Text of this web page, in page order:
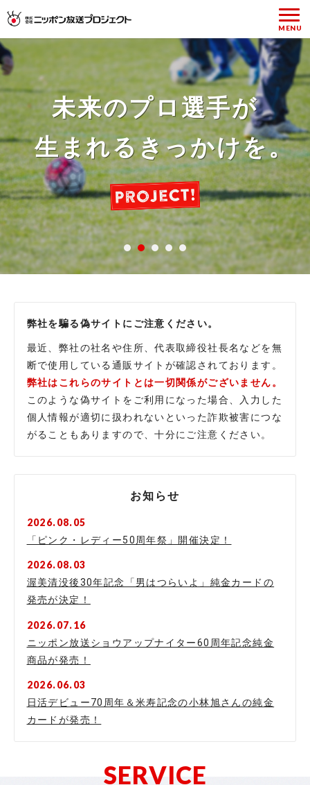
私たちは、世の中に
新しい価値、本物の価値を
発信していく企業です。
未来のプロ選手が
生まれるきっかけを。
いつもと同じ場所に、
いつもと全く違う
人のにぎわいを。
価値あるモノを求める
ラジオのリスナーに、
ショッピングの楽しさを。
買いたい人も、売りたい人も、
ファッションアイテムの
リサイクルブティックを。
弊社を騙る偽サイトにご注意ください。
最近、弊社の社名や住所、代表取締役社長名などを無
断で使用している通販サイトが確認されております。
弊社はこれらのサイトとは一切関係がございません。
このような偽サイトをご利用になった場合、入力した
個人情報が適切に扱われないといった詐欺被害につな
がることもありますので、十分にご注意ください。
お知らせ
2026.08.05
「ピンク・レディー50周年祭」開催決定！
2026.08.03
渥美清没後30年記念「男はつらいよ」純金カードの
発売が決定！
2026.07.16
ニッポン放送ショウアップナイター60周年記念純金
商品が発売！
2026.06.03
日活デビュー70周年＆米寿記念の小林旭さんの純金
カードが発売！
SERVICE